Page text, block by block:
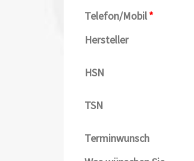
Telefon/Mobil*
Hersteller
HSN
TSN
Terminwunsch